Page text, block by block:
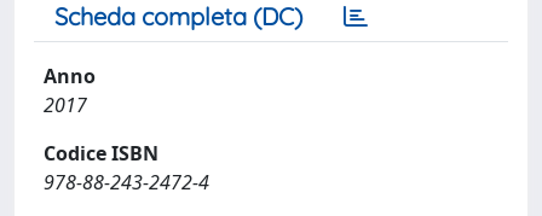
Scheda completa (DC)
Anno
2017
Codice ISBN
978-88-243-2472-4